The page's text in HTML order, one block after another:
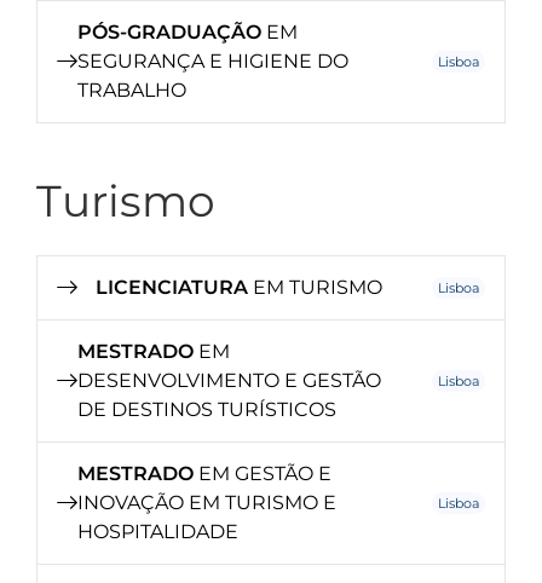
PÓS-GRADUAÇÃO EM
SEGURANÇA E HIGIENE DO
TRABALHO
Lisboa
Turismo
LICENCIATURA EM TURISMO Lisboa
MESTRADO EM
DESENVOLVIMENTO E GESTÃO
DE DESTINOS TURÍSTICOS
Lisboa
MESTRADO EM GESTÃO E
INOVAÇÃO EM TURISMO E
HOSPITALIDADE
Lisboa